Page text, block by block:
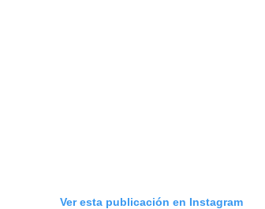
Ver esta publicación en Instagram